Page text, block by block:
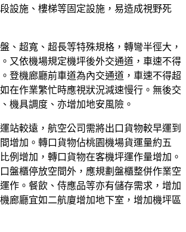
設施、樓梯等固定設施，易造成視野死
、超寬、超長等特殊規格，轉彎半徑大，
又依機場規定機坪後外交通道，車速不得
登機廊廳前車道為內交通道，車速不得超
在作業繁忙時應視狀況減速慢行。無後交
機具調度、亦增加地安風險。
站較遠，航空公司需將出口貨物較早運到
增加。轉口貨物佔桃園機場貨運量約五
例增加，轉口貨物在客機坪運作量增加。
盤櫃停放空間外，應規劃盤櫃整併作業空
作。餐飲、侍應品等亦有儲存需求，增加
廊廳宜如二航廈增加地下室，增加機坪區